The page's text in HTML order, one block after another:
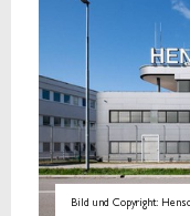
Bild und Copyright: